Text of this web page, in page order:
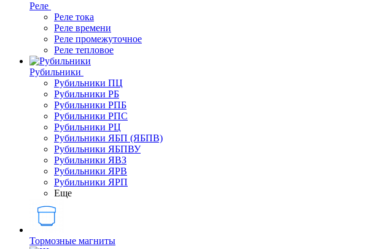
Реле
Реле тока
Реле времени
Реле промежуточное
Реле тепловое
Рубильники
Рубильники ПЦ
Рубильники РБ
Рубильники РПБ
Рубильники РПС
Рубильники РЦ
Рубильники ЯБП (ЯБПВ)
Рубильники ЯБПВУ
Рубильники ЯВЗ
Рубильники ЯРВ
Рубильники ЯРП
Еще
Тормозные магниты